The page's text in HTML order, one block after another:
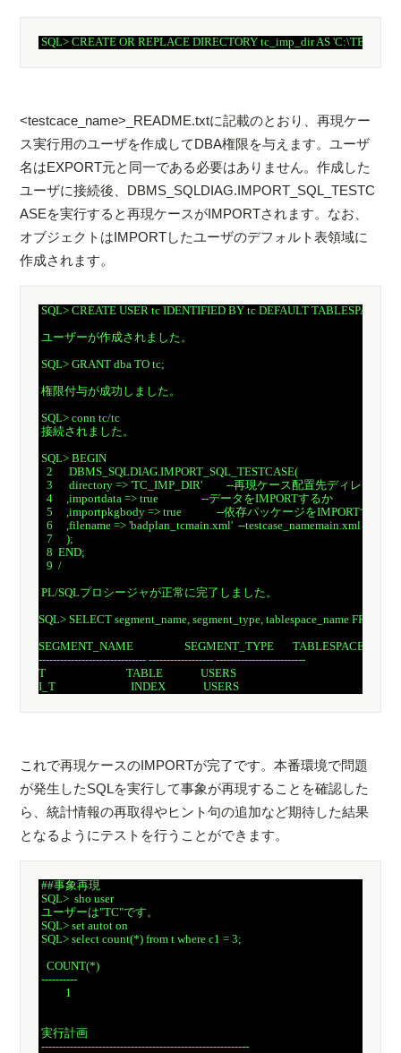
<testcace_name>_README.txtに記載のとおり、再現ケー
ス実行用のユーザを作成してDBA権限を与えます。ユーザ
名はEXPORT元と同一である必要はありません。作成した
ユーザに接続後、DBMS_SQLDIAG.IMPORT_SQL_TESTC
ASEを実行すると再現ケースがIMPORTされます。なお、
オブジェクトはIMPORTしたユーザのデフォルト表領域に
作成されます。
SQL> CREATE USER tc IDENTIFIED BY tc DEFAULT TABLESPACE
ユーザーが作成されました。
SQL> GRANT dba TO tc;
権限付与が成功しました。
SQL> conn tc/tc
接続されました。
SQL> BEGIN
   2      DBMS_SQLDIAG.IMPORT_SQL_TESTCASE(
   3      directory => 'TC_IMP_DIR'         --再現ケース配置先ディレクトリ
   4     ,importdata => true                --データをIMPORTするか
   5     ,importpkgbody => true             --依存パッケージをIMPORTするか
   6     ,filename => 'badplan_tcmain.xml'  --testcase_namemain.xmlを指定
   7     );
   8  END;
   9  /
PL/SQLプロシージャが正常に完了しました。
SQL> SELECT segment_name, segment_type, tablespace_name FROM
SEGMENT_NAME                   SEGMENT_TYPE
------------------------------ ------------------ -------------------------
T                              TABLE              USERS
これで再現ケースのIMPORTが完了です。本番環境で問題
が発生したSQLを実行して事象が再現することを確認した
ら、統計情報の再取得やヒント句の追加など期待した結果
となるようにテストを行うことができます。
##事象再現
SQL>  sho user
ユーザーは"TC"です。
SQL> set autot on
SQL> select count(*) from t where c1 = 3;
   COUNT(*)
----------
          1
実行計画
----------------------------------------------------------